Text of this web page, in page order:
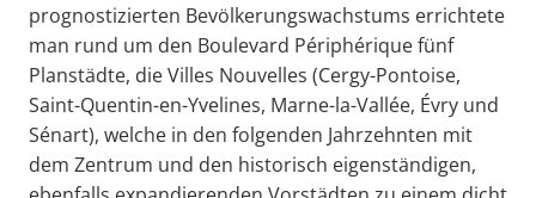
prognostizierten Bevölkerungswachstums errichtete
man rund um den Boulevard Périphérique fünf
Planstädte, die Villes Nouvelles (Cergy-Pontoise,
Saint-Quentin-en-Yvelines, Marne-la-Vallée, Évry und
Sénart), welche in den folgenden Jahrzehnten mit
dem Zentrum und den historisch eigenständigen,